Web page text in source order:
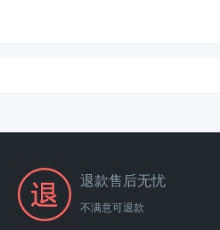
退款售后无忧
不满意可退款